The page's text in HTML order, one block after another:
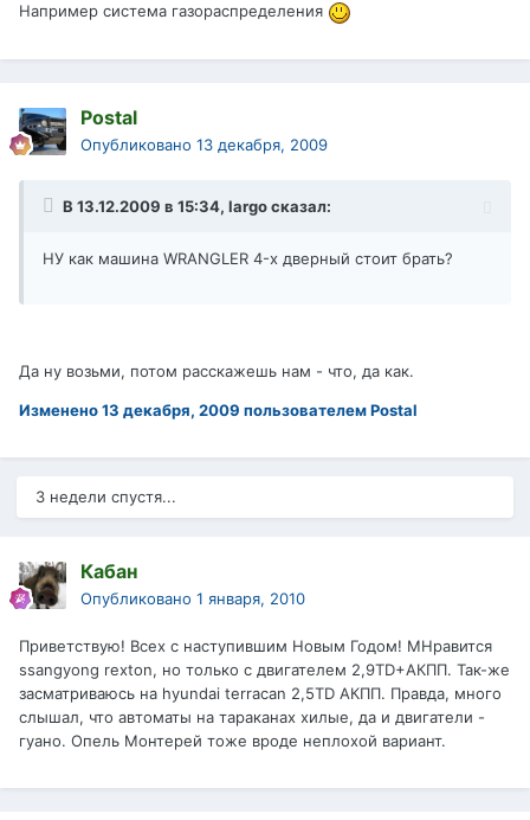
Например система газораспределения
Postal
Опубликовано 13 декабря, 2009
В 13.12.2009 в 15:34, largo сказал:
НУ как машина WRANGLER 4-х дверный стоит брать?
Да ну возьми, потом расскажешь нам - что, да как.
Изменено13 декабря, 2009 пользователем Postal
3 недели спустя...
Кабан
Опубликовано 1 января, 2010
Приветствую! Всех с наступившим Новым Годом! МНравится
ssangyong rexton, но только с двигателем 2,9TD+АКПП. Так-же
засматриваюсь на hyundаi terrаcаn 2,5TD АКПП. Правда, много
слышал, что автоматы на тараканах хилые, да и двигатели -
гуано. Опель Монтeрей тоже вроде неплохой вариант.